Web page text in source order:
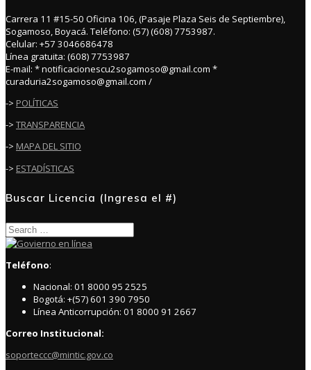
Carrera 11 #15-50 Oficina 106, (Pasaje Plaza Seis de Septiembre),
Sogamoso, Boyacá. Teléfono: (57) (608) 7753987.
Celular: +57 3046686478
Línea gratuita: (608) 7753987
E-mail: * notificacionescu2sogamoso@gmail.com *
curaduria2sogamoso@gmail.com /
-> POLÍTICAS
-> TRANSPARENCIA
-> MAPA DEL SITIO
-> ESTADÍSTICAS
Buscar Licencia (Ingresa el #)
Search
for:
Teléfono:
Nacional: 01 8000 95 2525
Bogotá: +(57) 601 390 7950
Línea Anticorrupción: 01 8000 91 2667
Correo Institucional:
soporteccc@mintic.gov.co